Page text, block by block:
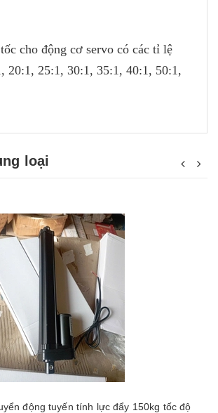
cho động cơ servo có các tỉ lệ
20:1, 25:1, 30:1, 35:1, 40:1, 50:1,
loại
động tuyến tính lực đẩy 150kg tốc độ